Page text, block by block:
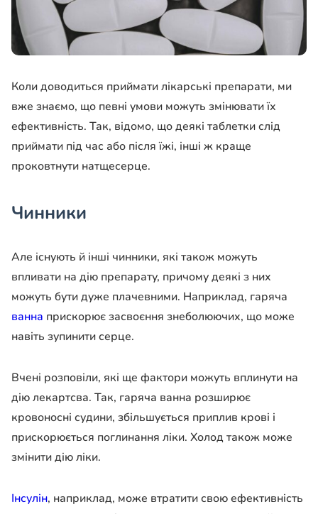
Коли доводиться приймати лікарські препарати, ми
вже знаємо, що певні умови можуть змінювати їх
ефективність. Так, відомо, що деякі таблетки слід
приймати під час або після їжі, інші ж краще
проковтнути натщесерце.
Чинники
Але існують й інші чинники, які також можуть
впливати на дію препарату, причому деякі з них
можуть бути дуже плачевними. Наприклад, гаряча
ванна прискорює засвоєння знеболюючих, що може
навіть зупинити серце.
Вчені розповіли, які ще фактори можуть вплинути на
дію лекартсва. Так, гаряча ванна розширює
кровоносні судини, збільшується приплив крові і
прискорюється поглинання ліки. Холод також може
змінити дію ліки.
Інсулін, наприклад, може втратити свою ефективність